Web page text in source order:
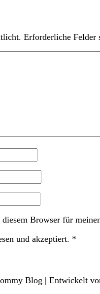
Erforderliche Felder
Browser für
und akzeptiert. *
Blog | Entwickelt